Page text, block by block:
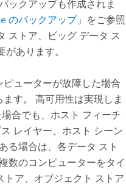
ックアップも作成されま
のバックアップ」をご参照
ストア、ビッグ データ ス
あります。
ューターが故障した場合
す。 高可用性は実現しま
合でも、ホスト フィーチ
レイヤー、ホスト シーン
る場合は、各データ スト
数のコンピューターをタイ
トア、オブジェクト ストア